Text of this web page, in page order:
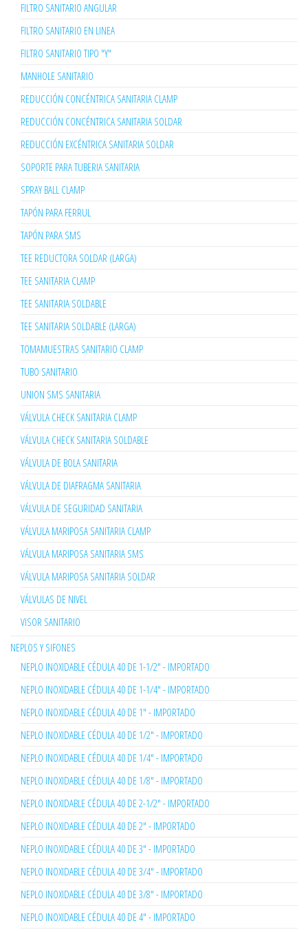
FILTRO SANITARIO ANGULAR
FILTRO SANITARIO EN LINEA
FILTRO SANITARIO TIPO "Y"
MANHOLE SANITARIO
REDUCCIÓN CONCÉNTRICA SANITARIA CLAMP
REDUCCIÓN CONCÉNTRICA SANITARIA SOLDAR
REDUCCIÓN EXCÉNTRICA SANITARIA SOLDAR
SOPORTE PARA TUBERIA SANITARIA
SPRAY BALL CLAMP
TAPÓN PARA FERRUL
TAPÓN PARA SMS
TEE REDUCTORA SOLDAR (LARGA)
TEE SANITARIA CLAMP
TEE SANITARIA SOLDABLE
TEE SANITARIA SOLDABLE (LARGA)
TOMAMUESTRAS SANITARIO CLAMP
TUBO SANITARIO
UNION SMS SANITARIA
VÁLVULA CHECK SANITARIA CLAMP
VÁLVULA CHECK SANITARIA SOLDABLE
VÁLVULA DE BOLA SANITARIA
VÁLVULA DE DIAFRAGMA SANITARIA
VÁLVULA DE SEGURIDAD SANITARIA
VÁLVULA MARIPOSA SANITARIA CLAMP
VÁLVULA MARIPOSA SANITARIA SMS
VÁLVULA MARIPOSA SANITARIA SOLDAR
VÁLVULAS DE NIVEL
VISOR SANITARIO
NEPLOS Y SIFONES
NEPLO INOXIDABLE CÉDULA 40 DE 1-1/2" - IMPORTADO
NEPLO INOXIDABLE CÉDULA 40 DE 1-1/4" - IMPORTADO
NEPLO INOXIDABLE CÉDULA 40 DE 1" - IMPORTADO
NEPLO INOXIDABLE CÉDULA 40 DE 1/2" - IMPORTADO
NEPLO INOXIDABLE CÉDULA 40 DE 1/4" - IMPORTADO
NEPLO INOXIDABLE CÉDULA 40 DE 1/8" - IMPORTADO
NEPLO INOXIDABLE CÉDULA 40 DE 2-1/2" - IMPORTADO
NEPLO INOXIDABLE CÉDULA 40 DE 2" - IMPORTADO
NEPLO INOXIDABLE CÉDULA 40 DE 3" - IMPORTADO
NEPLO INOXIDABLE CÉDULA 40 DE 3/4" - IMPORTADO
NEPLO INOXIDABLE CÉDULA 40 DE 3/8" - IMPORTADO
NEPLO INOXIDABLE CÉDULA 40 DE 4" - IMPORTADO